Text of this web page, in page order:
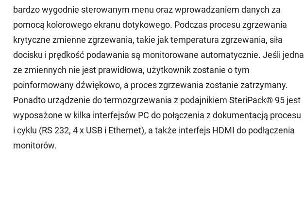
bardzo wygodnie sterowanym menu oraz wprowadzaniem danych za
pomocą kolorowego ekranu dotykowego. Podczas procesu zgrzewania
krytyczne zmienne zgrzewania, takie jak temperatura zgrzewania, siła
docisku i prędkość podawania są monitorowane automatycznie. Jeśli jedna
ze zmiennych nie jest prawidłowa, użytkownik zostanie o tym
poinformowany dźwiękowo, a proces zgrzewania zostanie zatrzymany.
Ponadto urządzenie do termozgrzewania z podajnikiem SteriPack® 95 jest
wyposażone w kilka interfejsów PC do połączenia z dokumentacją procesu
i cyklu (RS 232, 4 x USB i Ethernet), a także interfejs HDMI do podłączenia
monitorów.